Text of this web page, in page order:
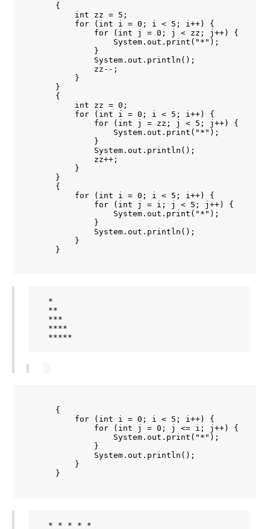
    {
        int zz = 5;
        for (int i = 0; i < 5; i++) {
            for (int j = 0; j < zz; j++) {
                System.out.print("*");
            }
            System.out.println();
            zz--;
        }
    }
    {
        int zz = 0;
        for (int i = 0; i < 5; i++) {
            for (int j = zz; j < 5; j++) {
                System.out.print("*");
            }
            System.out.println();
            zz++;
        }
    }
    {
        for (int i = 0; i < 5; i++) {
            for (int j = i; j < 5; j++) {
                System.out.print("*");
            }
            System.out.println();
        }
    }
  *
  **
  ***
  ****
  *****
    {
        for (int i = 0; i < 5; i++) {
            for (int j = 0; j <= i; j++) {
                System.out.print("*");
            }
            System.out.println();
        }
    }
  * * * * *